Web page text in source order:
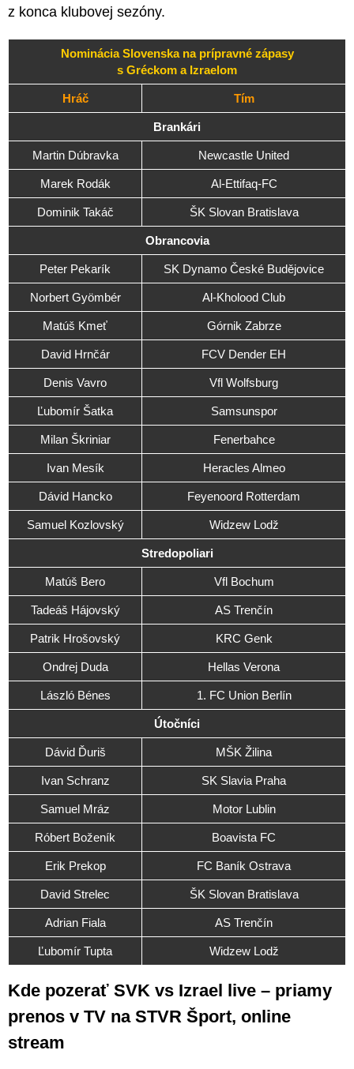
z konca klubovej sezóny.
Nominácia Slovenska na prípravné zápasy
s Gréckom a Izraelom
Hráč Tím
Brankári
Martin Dúbravka Newcastle United
Marek Rodák Al-Ettifaq-FC
Dominik Takáč ŠK Slovan Bratislava
Obrancovia
Peter Pekarík SK Dynamo České Budějovice
Norbert Gyömbér Al-Kholood Club
Matúš Kmeť Górnik Zabrze
David Hrnčár FCV Dender EH
Denis Vavro Vfl Wolfsburg
Ľubomír Šatka Samsunspor
Milan Škriniar Fenerbahce
Ivan Mesík Heracles Almeo
Dávid Hancko Feyenoord Rotterdam
Samuel Kozlovský Widzew Lodž
Stredopoliari
Matúš Bero Vfl Bochum
Tadeáš Hájovský AS Trenčín
Patrik Hrošovský KRC Genk
Ondrej Duda Hellas Verona
László Bénes 1. FC Union Berlín
Útočníci
Dávid Ďuriš MŠK Žilina
Ivan Schranz SK Slavia Praha
Samuel Mráz Motor Lublin
Róbert Boženík Boavista FC
Erik Prekop FC Baník Ostrava
David Strelec ŠK Slovan Bratislava
Adrian Fiala AS Trenčín
Ľubomír Tupta Widzew Lodž
Kde pozerať SVK vs Izrael live – priamy
prenos v TV na STVR Šport, online
stream